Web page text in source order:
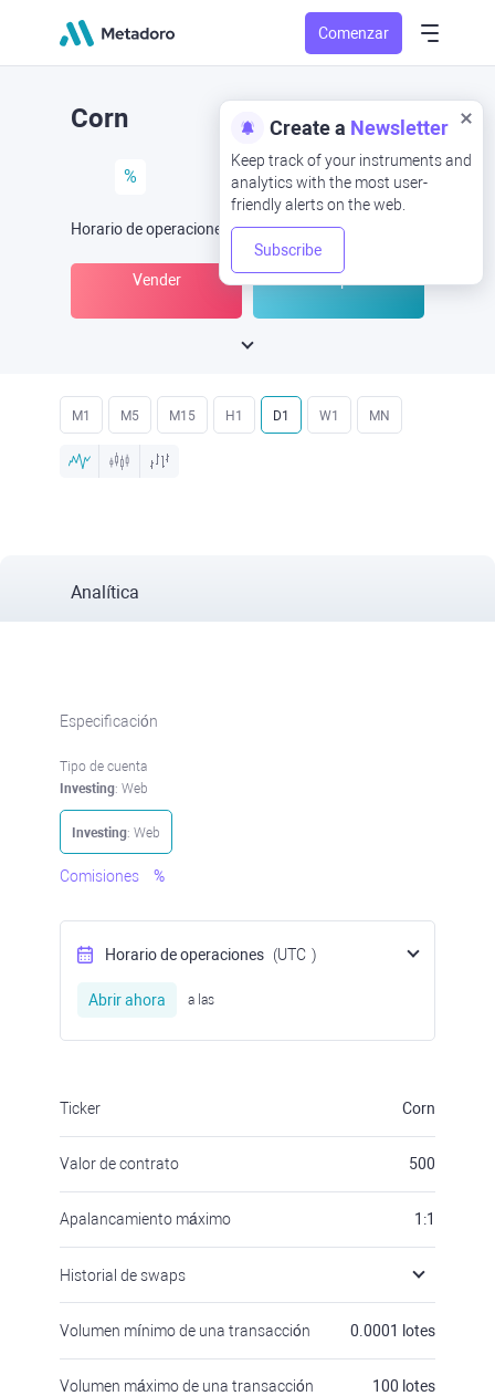
Comenzar
Create a Newsletter
Keep track of your instruments and
analytics with the most user-
friendly alerts on the web.
Subscribe
Corn
%
Horario de operaciones (UTC) -Abrir ahora
Vender
M1 M5 M15 H1 D1 W1 MN
Analítica
Especificación
Tipo de cuenta
Investing: Web
Investing: Web
Comisiones %
Horario de operaciones (UTC )
Abrir ahora a las
Ticker Corn
Valor de contrato 500
Apalancamiento máximo 1:1
Historial de swaps
Volumen mínimo de una transacción 0.0001 lotes
Volumen máximo de una transacción 100 lotes